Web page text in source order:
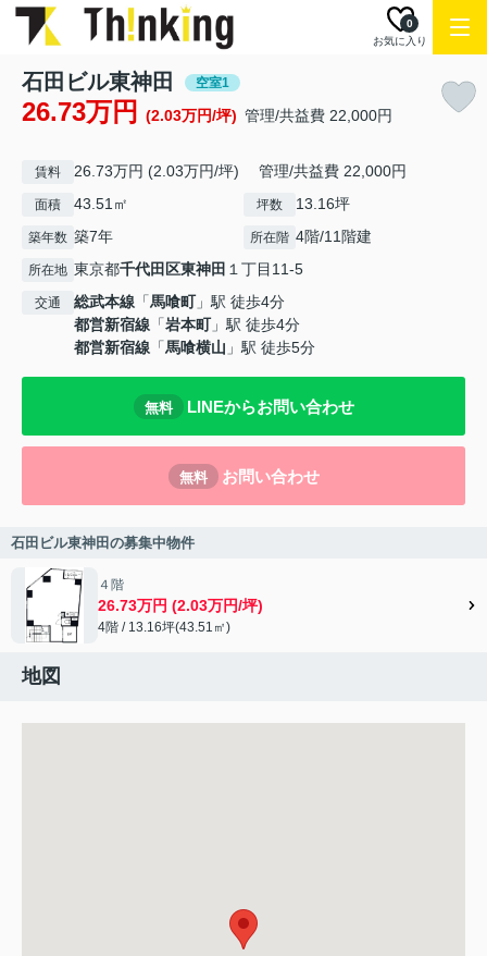
お気に入り
0
石田ビル東神田 空室1
26.73万円 (2.03万円/坪) 管理/共益費 22,000円
賃料 26.73万円 (2.03万円/坪) 管理/共益費 22,000円
面積 43.51㎡ 坪数 13.16坪
築年数 築7年 所在階 4階/11階建
所在地 東京都千代田区東神田 １丁目11-5
交通 総武本線 「馬喰町」駅 徒歩4分
都営新宿線 「岩本町」駅 徒歩4分
都営新宿線 「馬喰横山 」駅 徒歩5分
無料 LINEからお問い合わせ
無料 お問い合わせ
石田ビル東神田の募集中物件
４階
26.73万円 (2.03万円/坪)
4階 / 13.16坪(43.51㎡)
地図